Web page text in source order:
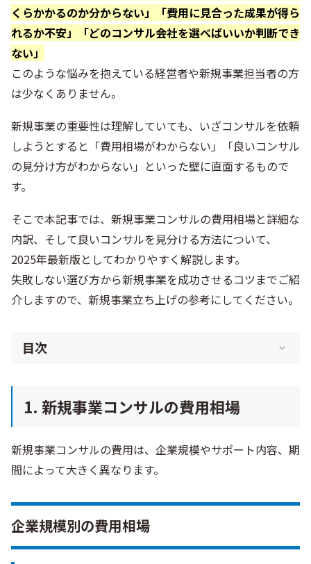
くらかかるのか分からない」「費用に見合った成果が得ら
れるか不安」「どのコンサル会社を選べばいいか判断でき
ない」
このような悩みを抱えている経営者や新規事業担当者の方
は少なくありません。
新規事業の重要性は理解していても、いざコンサルを依頼
しようとすると「費用相場がわからない」「良いコンサル
の見分け方がわからない」といった壁に直面するもので
す。
そこで本記事では、新規事業コンサルの費用相場と詳細な
内訳、そして良いコンサルを見分ける方法について、
2025年最新版としてわかりやすく解説します。
失敗しない選び方から新規事業を成功させるコツまでご紹
介しますので、新規事業立ち上げの参考にしてください。
目次
1. 新規事業コンサルの費用相場
新規事業コンサルの費用は、企業規模やサポート内容、期
間によって大きく異なります。
企業規模別の費用相場